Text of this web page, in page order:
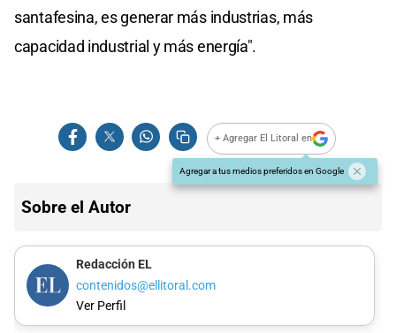
santafesina, es generar más industrias, más
capacidad industrial y más energía".
+ Agregar El Litoral en
Agregar a tus medios preferidos en Google
Sobre el Autor
Redacción EL
contenidos@ellitoral.com
Ver Perfil